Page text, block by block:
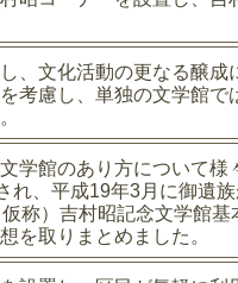
、文化活動の更なる醸成
考慮し、単独の文学館で
学館のあり方について様
、平成19年3月に御遺
称）吉村昭記念文学館基
を取りまとめました。